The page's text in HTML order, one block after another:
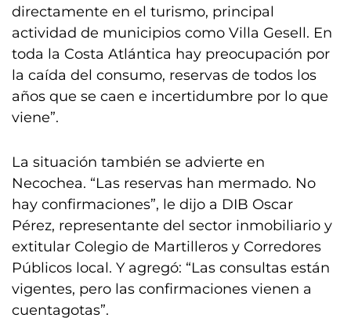
directamente en el turismo, principal
actividad de municipios como Villa Gesell. En
toda la Costa Atlántica hay preocupación por
la caída del consumo, reservas de todos los
años que se caen e incertidumbre por lo que
viene”.
La situación también se advierte en
Necochea. “Las reservas han mermado. No
hay confirmaciones”, le dijo a DIB Oscar
Pérez, representante del sector inmobiliario y
extitular Colegio de Martilleros y Corredores
Públicos local. Y agregó: “Las consultas están
vigentes, pero las confirmaciones vienen a
cuentagotas”.